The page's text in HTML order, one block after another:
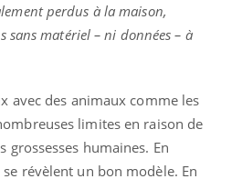
perdus à la maison,
sans matériel – ni données – à
avec des animaux comme les
limites en raison de
grossesses humaines. En
révèlent un bon modèle. En